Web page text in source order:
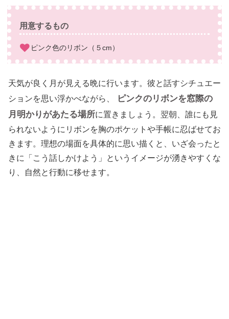
用意するもの
ピンク色のリボン（５cm）
天気が良く月が見える晩に行います。彼と話すシチュエー
ションを思い浮かべながら、
ピンクのリボンを窓際の
月明かりがあたる場所に置きましょう。翌朝、誰にも見
られないようにリボンを胸のポケットや手帳に忍ばせてお
きます。理想の場面を具体的に思い描くと、いざ会ったと
きに「こう話しかけよう」というイメージが湧きやすくな
り、自然と行動に移せます。